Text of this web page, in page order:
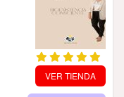
VER TIENDA